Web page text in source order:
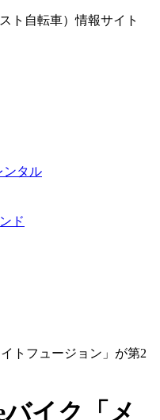
ト自転車）情報サイト
ンタル
ド
トフュージョン」が第2
イク「メ